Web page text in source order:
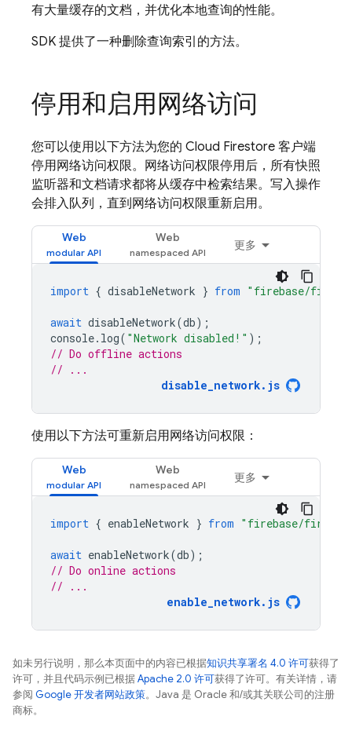
有大量缓存的文档，并优化本地查询的性能。
SDK 提供了一种删除查询索引的方法。
停用和启用网络访问
您可以使用以下方法为您的 Cloud Firestore 客户端
停用网络访问权限。网络访问权限停用后，所有快照
监听器和文档请求都将从缓存中检索结果。写入操作
会排入队列，直到网络访问权限重新启用。
Web Web
更多
import { disableNetwork } from "firebase/
await disableNetwork(db);
console. log( "Network disabled!" );
// Do offline actions
// ...
disable_network.js
使用以下方法可重新启用网络访问权限：
Web Web
更多
import { enableNetwork } from "firebase/
await enableNetwork(db);
// Do online actions
// ...
enable_network.js
如未另行说明，那么本页面中的内容已根据知识共享署名 4.0 许可获得了
许可，并且代码示例已根据Apache 2.0 许可获得了许可。有关详情，请
参阅 Google 开发者网站政策。Java 是 Oracle 和/或其关联公司的注册
商标。